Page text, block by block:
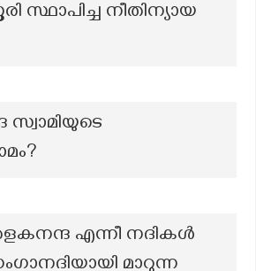
സ്ഥാപിച്ച നീതിന്യായ
എന്നീ നദികൾ
മാറുന്ന